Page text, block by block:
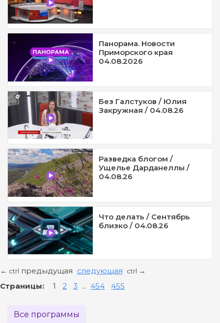
Панорама. Новости
Приморского края
04.08.2026
Без Галстуков / Юлия
Закружная / 04.08.26
Разведка блогом /
Ущелье Дарданеллы /
04.08.26
Что делать / Сентябрь
близко / 04.08.26
← ctrl предыдущая следующая ctrl →
Страницы: 1 2 3 ... 454 455
Все программы